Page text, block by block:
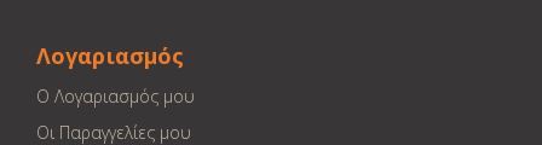
Λογαριασμός
Ο Λογαριασμός μου
Οι Παραγγελίες μου